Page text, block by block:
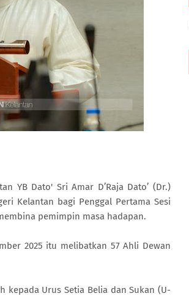
YB Dato' Sri Amar D’Raja Dato’ (Dr.)
Kelantan bagi Penggal Pertama Sesi
pemimpin masa hadapan.
2025 itu melibatkan 57 Ahli Dewan
kepada Urus Setia Belia dan Sukan (U-